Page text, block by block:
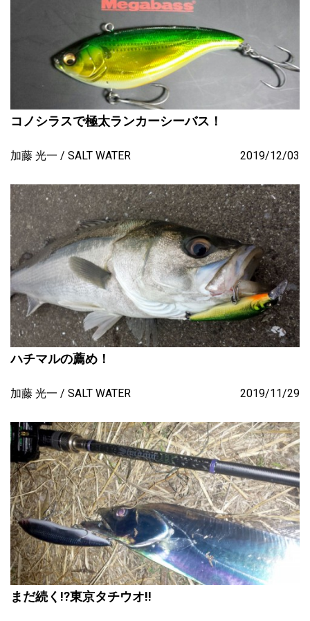
コノシラスで極太ランカーシーバス！
加藤 光一 SALT WATER 2019/12/03
ハチマルの薦め！
加藤 光一 SALT WATER 2019/11/29
まだ続く!?東京タチウオ!!